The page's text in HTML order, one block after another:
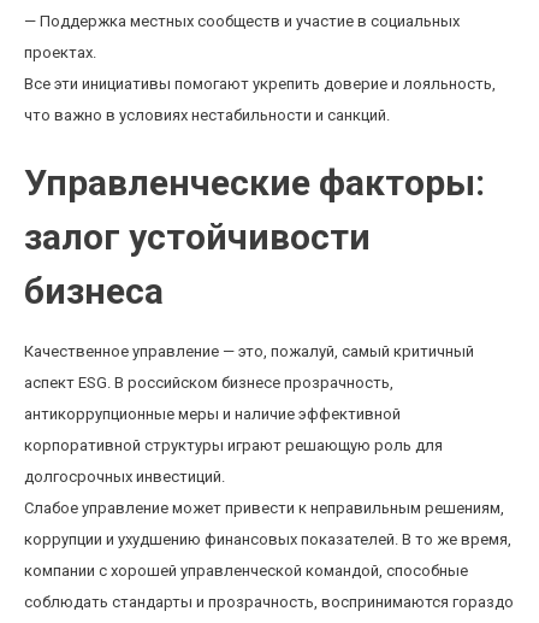
— Поддержка местных сообществ и участие в социальных
проектах.
Все эти инициативы помогают укрепить доверие и лояльность,
что важно в условиях нестабильности и санкций.
Управленческие факторы:
залог устойчивости
бизнеса
Качественное управление — это, пожалуй, самый критичный
аспект ESG. В российском бизнесе прозрачность,
антикоррупционные меры и наличие эффективной
корпоративной структуры играют решающую роль для
долгосрочных инвестиций.
Слабое управление может привести к неправильным решениям,
коррупции и ухудшению финансовых показателей. В то же время,
компании с хорошей управленческой командой, способные
соблюдать стандарты и прозрачность, воспринимаются гораздо